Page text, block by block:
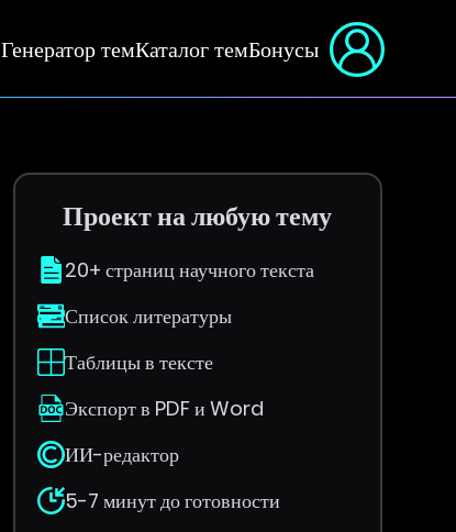
Генератор темКаталог темБонусы
Проект на любую тему
20+ страниц научного текста
Список литературы
Таблицы в тексте
Экспорт в PDF и Word
ИИ-редактор
5-7 минут до готовности